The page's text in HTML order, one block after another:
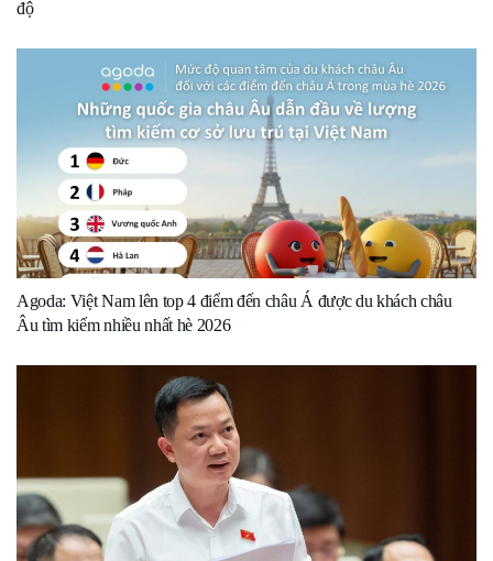
độ
Agoda: Việt Nam lên top 4 điểm đến châu Á được du khách châu
Âu tìm kiếm nhiều nhất hè 2026